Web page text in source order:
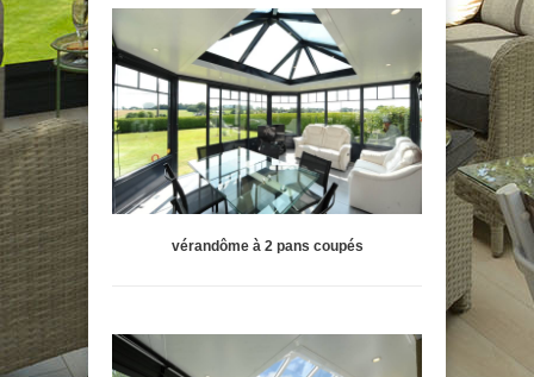
vérandôme à 2 pans coupés